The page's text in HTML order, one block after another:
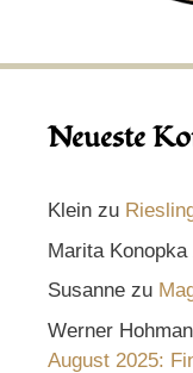
Neueste
Klein zu
Marita Konopka
Susanne zu
Werner
August 2025: